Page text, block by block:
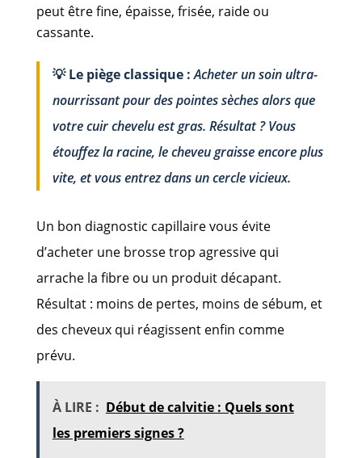
peut être fine, épaisse, frisée, raide ou
cassante.
💡 Le piège classique : Acheter un soin ultra-
nourrissant pour des pointes sèches alors que
votre cuir chevelu est gras. Résultat ? Vous
étouffez la racine, le cheveu graisse encore plus
vite, et vous entrez dans un cercle vicieux.
Un bon diagnostic capillaire vous évite
d’acheter une brosse trop agressive qui
arrache la fibre ou un produit décapant.
Résultat : moins de pertes, moins de sébum, et
des cheveux qui réagissent enfin comme
prévu.
À LIRE : Début de calvitie : Quels sont
les premiers signes ?